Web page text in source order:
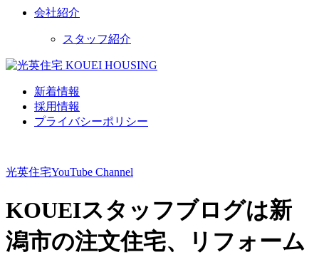
会社紹介
スタッフ紹介
新着情報
採用情報
プライバシーポリシー
光英住宅YouTube Channel
KOUEIスタッフブログは新
潟市の注文住宅、リフォーム